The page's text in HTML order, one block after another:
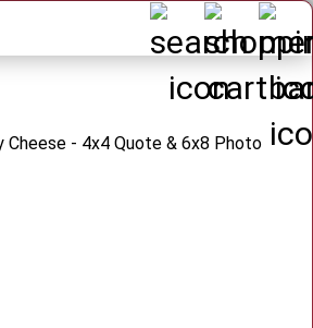
Cheese - 4x4 Quote & 6x8 Photo